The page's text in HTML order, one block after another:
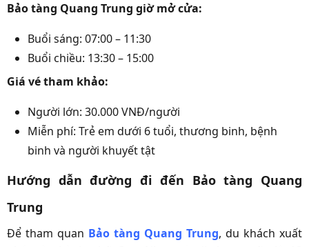
Bảo tàng Quang Trung giờ mở cửa:
Buổi sáng: 07:00 – 11:30
Buổi chiều: 13:30 – 15:00
Giá vé tham khảo:
Người lớn: 30.000 VNĐ/người
Miễn phí: Trẻ em dưới 6 tuổi, thương binh, bệnh
binh và người khuyết tật
Hướng dẫn đường đi đến Bảo tàng Quang
Trung
Để tham quan Bảo tàng Quang Trung, du khách xuất